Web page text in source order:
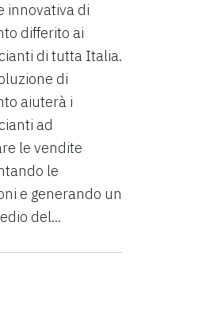
innovativa di
differito ai
di tutta Italia.
di
aiuterà i
ad
le vendite
le
e generando un
del...